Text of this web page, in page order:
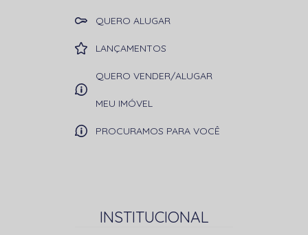
QUERO ALUGAR
LANÇAMENTOS
QUERO VENDER/ALUGAR
MEU IMÓVEL
PROCURAMOS PARA VOCÊ
INSTITUCIONAL